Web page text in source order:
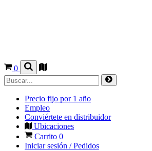
0
Precio fijo por 1 año
Empleo
Conviértete en distribuidor
Ubicaciones
Carrito 0
Iniciar sesión / Pedidos